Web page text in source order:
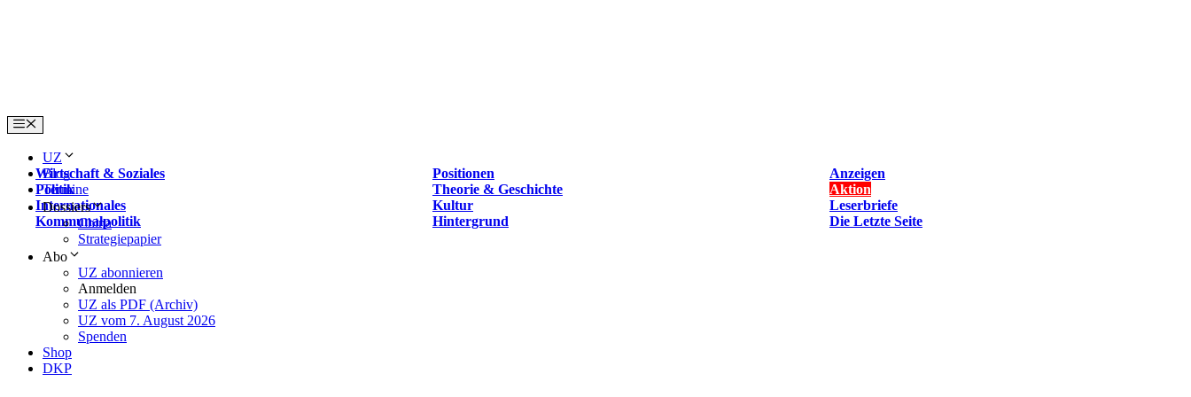
Menu
UZ
Wirtschaft & Soziales
Positionen
Anzeigen
Politik
Theorie & Geschichte
Aktion
Internationales
Kultur
Leserbriefe
Kommunalpolitik
Hintergrund Die Letzte Seite
Blog
Termine
Dossiers
China
Strategiepapier
Abo
UZ abonnieren
Anmelden
UZ als PDF (Archiv)
UZ vom 7. August 2026
Spenden
Shop
DKP